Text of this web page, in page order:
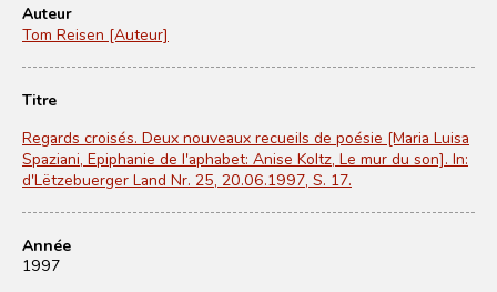
Auteur
Tom Reisen [Auteur]
Titre
Regards croisés. Deux nouveaux recueils de poésie [Maria Luisa
Spaziani, Epiphanie de l'aphabet: Anise Koltz, Le mur du son]. In:
d'Lëtzebuerger Land Nr. 25, 20.06.1997, S. 17.
Année
1997